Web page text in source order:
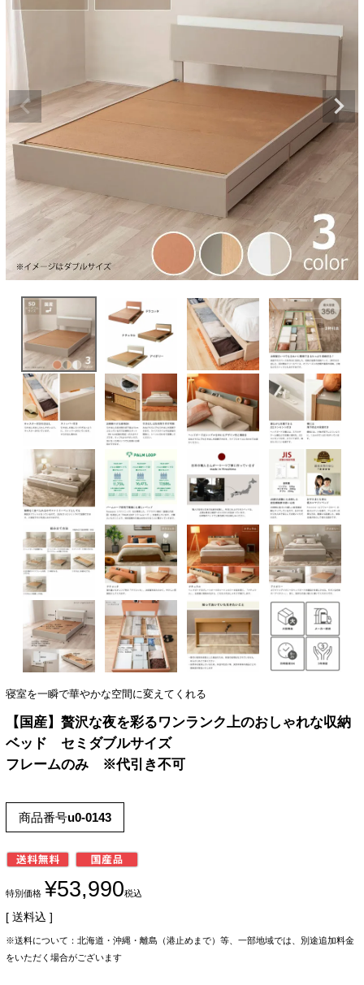
寝室を一瞬で華やかな空間に変えてくれる
【国産】贅沢な夜を彩るワンランク上のおしゃれな収納
ベッド セミダブルサイズ
フレームのみ ※代引き不可
商品番号u0-0143
特別価格 ¥53,990税込
送料込
※送料について：北海道・沖縄・離島（港止めまで）等、一部地域では、別途追加料金
をいただく場合がございます